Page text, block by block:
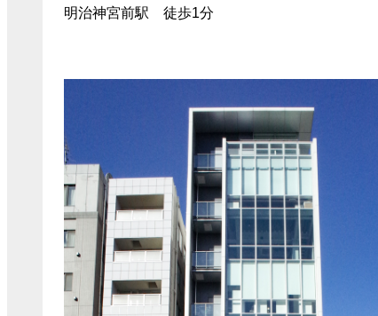
明治神宮前駅 徒歩1分